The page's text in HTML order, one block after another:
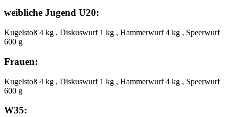
weibliche Jugend U20:
Kugelstoß 4 kg , Diskuswurf 1 kg , Hammerwurf 4 kg , Speerwurf
600 g
Frauen:
Kugelstoß 4 kg , Diskuswurf 1 kg , Hammerwurf 4 kg , Speerwurf
600 g
W35: